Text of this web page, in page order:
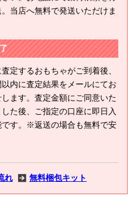
。当店へ無料で発送いただけま
定するおもちゃがご到着後、
以内に査定結果をメールにてお
ます。査定金額にご同意いた
した後、ご指定の口座に即日入
です。※返送の場合も無料で安
れ 無料梱包キット